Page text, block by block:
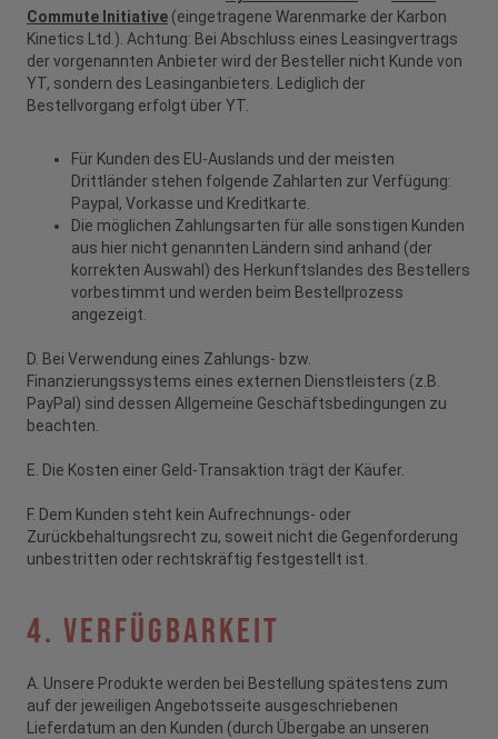
Commute Initiative (eingetragene Warenmarke der Karbon
Kinetics Ltd.). Achtung: Bei Abschluss eines Leasingvertrags
der vorgenannten Anbieter wird der Besteller nicht Kunde von
YT, sondern des Leasinganbieters. Lediglich der
Bestellvorgang erfolgt über YT.
Für Kunden des EU-Auslands und der meisten
Drittländer stehen folgende Zahlarten zur Verfügung:
Paypal, Vorkasse und Kreditkarte.
Die möglichen Zahlungsarten für alle sonstigen Kunden
aus hier nicht genannten Ländern sind anhand (der
korrekten Auswahl) des Herkunftslandes des Bestellers
vorbestimmt und werden beim Bestellprozess
angezeigt.
D. Bei Verwendung eines Zahlungs- bzw.
Finanzierungssystems eines externen Dienstleisters (z.B.
PayPal) sind dessen Allgemeine Geschäftsbedingungen zu
beachten.
E. Die Kosten einer Geld-Transaktion trägt der Käufer.
F. Dem Kunden steht kein Aufrechnungs- oder
Zurückbehaltungsrecht zu, soweit nicht die Gegenforderung
unbestritten oder rechtskräftig festgestellt ist.
4. Verfügbarkeit
A. Unsere Produkte werden bei Bestellung spätestens zum
auf der jeweiligen Angebotsseite ausgeschriebenen
Lieferdatum an den Kunden (durch Übergabe an unseren